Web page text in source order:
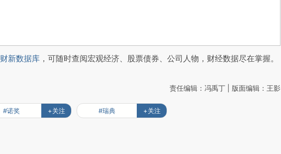
财新数据库 ，可随时查阅宏观经济、股票债券、公司人物，财经数据尽在掌握。
责任编辑：冯禹丁 | 版面编辑：王影
#诺奖 +关注 #瑞典 +关注